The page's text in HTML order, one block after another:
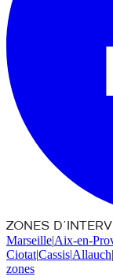
ZONES
Marseille|Aix-en-
Ciotat|Cassis|Allauch|
zones